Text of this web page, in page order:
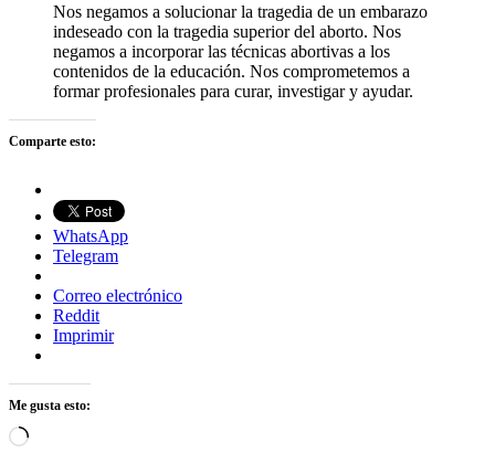
Nos negamos a solucionar la tragedia de un embarazo
indeseado con la tragedia superior del aborto. Nos
negamos a incorporar las técnicas abortivas a los
contenidos de la educación. Nos comprometemos a
formar profesionales para curar, investigar y ayudar.
Comparte esto:
WhatsApp
Telegram
Correo electrónico
Reddit
Imprimir
Me gusta esto:
Cargando...